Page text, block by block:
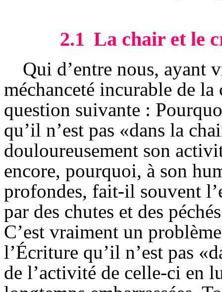
2.1 La chair et le
Qui d’entre nous, ayant
méchanceté incurable de
question suivante :
qu’il n’est pas «dans la
douloureusement son
encore, pourquoi, à son
profondes, fait-il souvent
par des chutes et des
C’est vraiment un
l’Écriture qu’il n’est pas
de l’activité de celle-ci en